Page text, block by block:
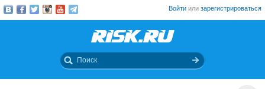
Войти или зарегистрироваться